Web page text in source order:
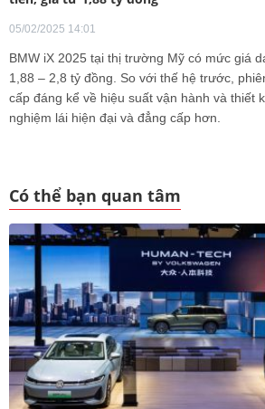
05/02/2025 14:01
BMW iX 2025 tại thị trường Mỹ có mức giá
1,88 – 2,8 tỷ đồng. So với thế hệ trước,
cấp đáng kể về hiệu suất vận hành và thiết
nghiệm lái hiện đại và đẳng cấp hơn.
Có thể bạn quan tâm